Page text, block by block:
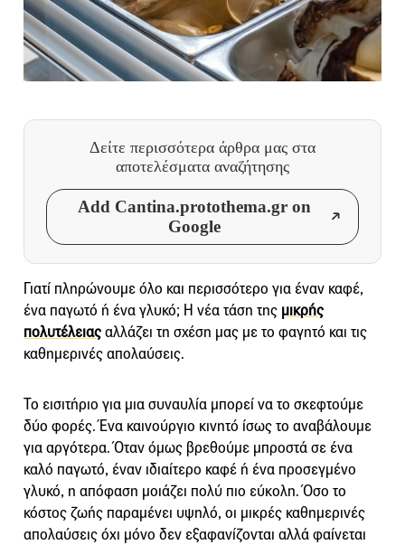
Δείτε περισσότερα άρθρα μας στα
αποτελέσματα αναζήτησης
Add Cantina.protothema.gr on
Google
Γιατί πληρώνουμε όλο και περισσότερο για έναν καφέ,
ένα παγωτό ή ένα γλυκό; Η νέα τάση της μικρής
πολυτέλειαςαλλάζει τη σχέση μας με το φαγητό και τις
καθημερινές απολαύσεις.
Το εισιτήριο για μια συναυλία μπορεί να το σκεφτούμε
δύο φορές. Ένα καινούργιο κινητό ίσως το αναβάλουμε
για αργότερα. Όταν όμως βρεθούμε μπροστά σε ένα
καλό παγωτό, έναν ιδιαίτερο καφέ ή ένα προσεγμένο
γλυκό, η απόφαση μοιάζει πολύ πιο εύκολη. Όσο το
κόστος ζωής παραμένει υψηλό, οι μικρές καθημερινές
απολαύσεις όχι μόνο δεν εξαφανίζονται αλλά φαίνεται